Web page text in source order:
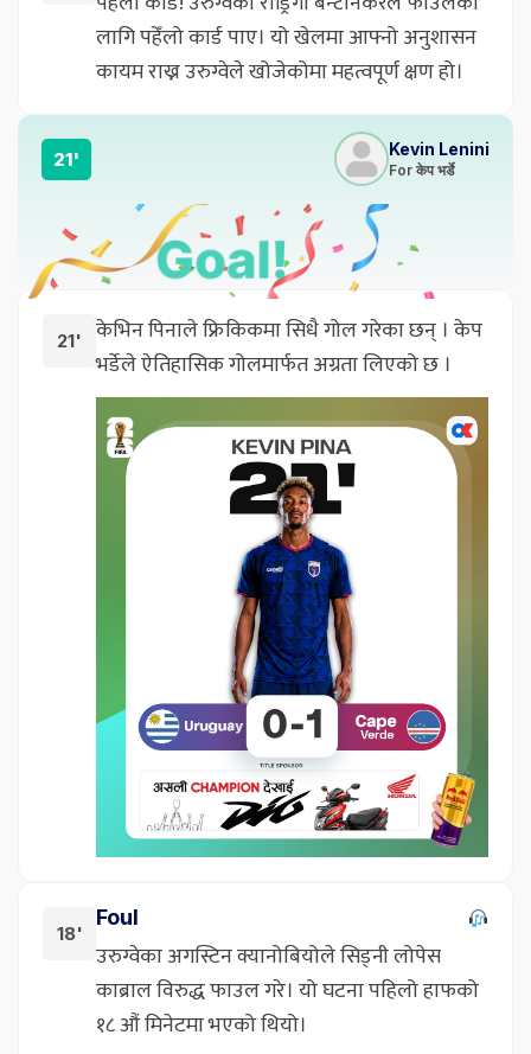
लागि पहेँलो कार्ड पाए। यो खेलमा आफ्नो अनुशासन
कायम राख्न उरुग्वेले खोजेकोमा महत्वपूर्ण क्षण हो।
21' Kevin Lenini
For केप भर्डे
21'
केभिन पिनाले फ्रिकिकमा सिधै गोल गरेका छन् । केप
भर्डेले ऐतिहासिक गोलमार्फत अग्रता लिएको छ ।
18'
Foul
उरुग्वेका अगस्टिन क्यानोबियोले सिड्नी लोपेस
काब्राल विरुद्ध फाउल गरे। यो घटना पहिलो हाफको
१८ औं मिनेटमा भएको थियो।